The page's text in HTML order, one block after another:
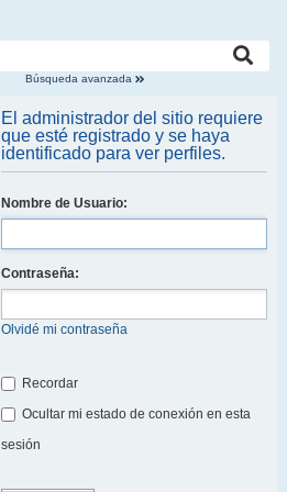
Búsqueda avanzada
El administrador del sitio requiere
que esté registrado y se haya
identificado para ver perfiles.
Nombre de Usuario:
Contraseña:
Olvidé mi contraseña
Recordar
Ocultar mi estado de conexión en esta
sesión